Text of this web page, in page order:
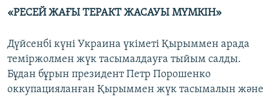
«РЕСЕЙ ЖАҒЫ ТЕРАКТ ЖАСАУЫ МҮМКІН»
Дүйсенбі күні Украина үкіметі Қырыммен арада
теміржолмен жүк тасымалдауға тыйым салды.
Бұдан бұрын президент Петр Порошенко
оккупацияланған Қырыммен жүк тасымалын және